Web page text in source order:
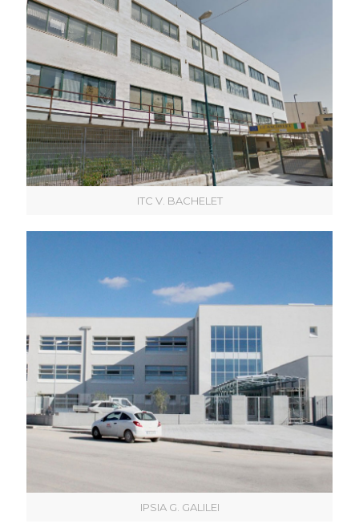
ITC V. BACHELET
IPSIA G. GALILEI